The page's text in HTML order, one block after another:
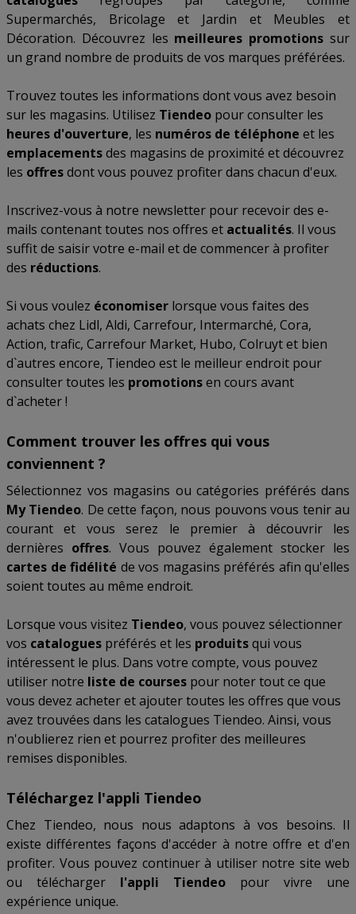
Supermarchés, Bricolage et Jardin et Meubles et
Décoration. Découvrez les meilleures promotions sur
un grand nombre de produits de vos marques préférées.
Trouvez toutes les informations dont vous avez besoin
sur les magasins. Utilisez Tiendeo pour consulter les
heures d'ouverture, les numéros de téléphone et les
emplacementsdes magasins de proximité et découvrez
les offresdont vous pouvez profiter dans chacun d'eux.
Inscrivez-vous à notre newsletter pour recevoir des e-
mails contenant toutes nos offres et actualités. Il vous
suffit de saisir votre e-mail et de commencer à profiter
des réductions.
Si vous voulez économiser lorsque vous faites des
achats chez Lidl, Aldi, Carrefour, Intermarché, Cora,
Action, trafic, Carrefour Market, Hubo, Colruytet bien
d`autres encore, Tiendeo est le meilleur endroit pour
consulter toutes les promotionsen cours avant
d`acheter !
Comment trouver les offres qui vous
conviennent ?
Sélectionnez vos magasins ou catégories préférés dans
My Tiendeo. De cette façon, nous pouvons vous tenir au
courant et vous serez le premier à découvrir les
dernières offres. Vous pouvez également stocker les
cartes de fidélité de vos magasins préférés afin qu'elles
soient toutes au même endroit.
Lorsque vous visitez Tiendeo, vous pouvez sélectionner
vos catalogues préférés et les produitsqui vous
intéressent le plus. Dans votre compte, vous pouvez
utiliser notre liste de courses pour noter tout ce que
vous devez acheter et ajouter toutes les offres que vous
avez trouvées dans les catalogues Tiendeo. Ainsi, vous
n'oublierez rien et pourrez profiter des meilleures
remises disponibles.
Téléchargez l'appli Tiendeo
Chez Tiendeo, nous nous adaptons à vos besoins. Il
existe différentes façons d'accéder à notre offre et d'en
profiter. Vous pouvez continuer à utiliser notre site web
ou télécharger l'appli Tiendeo pour vivre une
expérience unique.